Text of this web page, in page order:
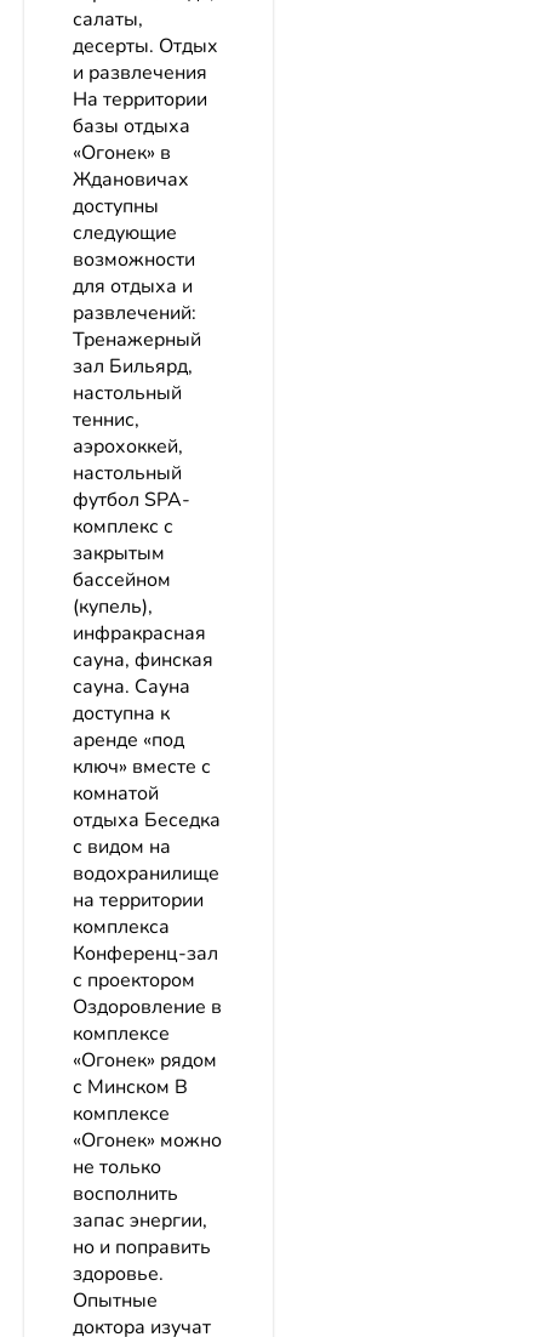
салаты,
десерты. Отдых
и развлечения
На территории
базы отдыха
«Огонек» в
Ждановичах
доступны
следующие
возможности
для отдыха и
развлечений:
Тренажерный
зал Бильярд,
настольный
теннис,
аэрохоккей,
настольный
футбол SPA-
комплекс с
закрытым
бассейном
(купель),
инфракрасная
сауна, финская
сауна. Сауна
доступна к
аренде «под
ключ» вместе с
комнатой
отдыха Беседка
с видом на
водохранилище
на территории
комплекса
Конференц-зал
с проектором
Оздоровление в
комплексе
«Огонек» рядом
с Минском В
комплексе
«Огонек» можно
не только
восполнить
запас энергии,
но и поправить
здоровье.
Опытные
доктора изучат